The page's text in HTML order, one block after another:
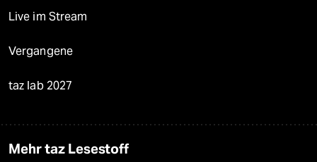
Live im Stream
Vergangene
taz lab 2027
Mehr taz Lesestoff